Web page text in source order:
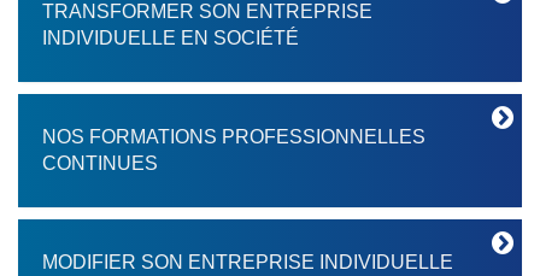
TRANSFORMER SON ENTREPRISE
INDIVIDUELLE EN SOCIÉTÉ
NOS FORMATIONS PROFESSIONNELLES
CONTINUES
MODIFIER SON ENTREPRISE INDIVIDUELLE